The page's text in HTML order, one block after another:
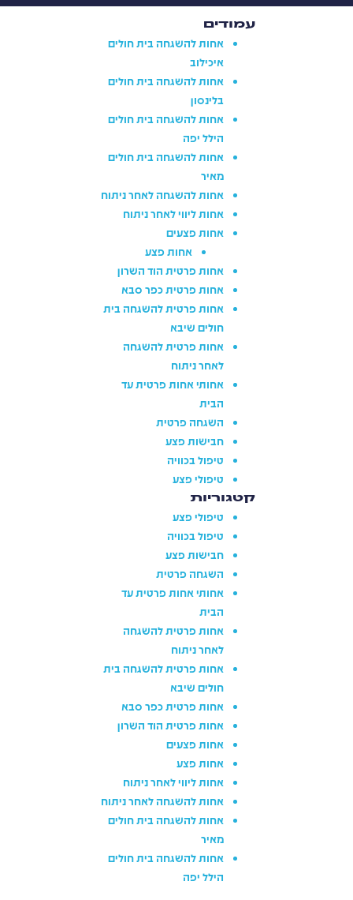
עמודים
אחות להשגחה בית חולים
איכילוב
אחות להשגחה בית חולים
בלינסון
אחות להשגחה בית חולים
הילל יפה
אחות להשגחה בית חולים
מאיר
אחות להשגחה לאחר ניתוח
אחות ליווי לאחר ניתוח
אחות פצעים
אחות פצע
אחות פרטית הוד השרון
אחות פרטית כפר סבא
אחות פרטית להשגחה בית
חולים שיבא
אחות פרטית להשגחה
לאחר ניתוח
אחותי אחות פרטית עד
הבית
השגחה פרטית
חבישות פצע
טיפול בכוויה
טיפולי פצע
קטגוריות
טיפולי פצע
טיפול בכוויה
חבישות פצע
השגחה פרטית
אחותי אחות פרטית עד
הבית
אחות פרטית להשגחה
לאחר ניתוח
אחות פרטית להשגחה בית
חולים שיבא
אחות פרטית כפר סבא
אחות פרטית הוד השרון
אחות פצעים
אחות פצע
אחות ליווי לאחר ניתוח
אחות להשגחה לאחר ניתוח
אחות להשגחה בית חולים
מאיר
אחות להשגחה בית חולים
הילל יפה